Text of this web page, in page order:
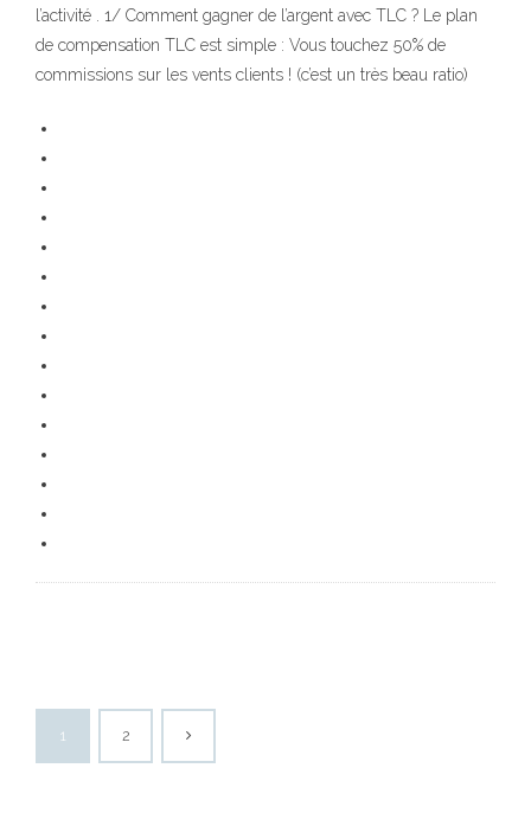
l’activité . 1/ Comment gagner de l’argent avec TLC ? Le plan
de compensation TLC est simple : Vous touchez 50% de
commissions sur les vents clients ! (c’est un très beau ratio)
1 2